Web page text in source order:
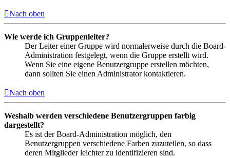
Nach oben
Wie werde ich Gruppenleiter?
Der Leiter einer Gruppe wird normalerweise durch die Board-
Administration festgelegt, wenn die Gruppe erstellt wird.
Wenn Sie eine eigene Benutzergruppe erstellen möchten,
dann sollten Sie einen Administrator kontaktieren.
Nach oben
Weshalb werden verschiedene Benutzergruppen farbig
dargestellt?
Es ist der Board-Administration möglich, den
Benutzergruppen verschiedene Farben zuzuteilen, so dass
deren Mitglieder leichter zu identifizieren sind.